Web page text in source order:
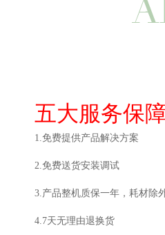
五大服务保
1.免费提供产品解决方案
2.免费送货安装调试
3.产品整机质保一年，耗材除
4.7天无理由退换货